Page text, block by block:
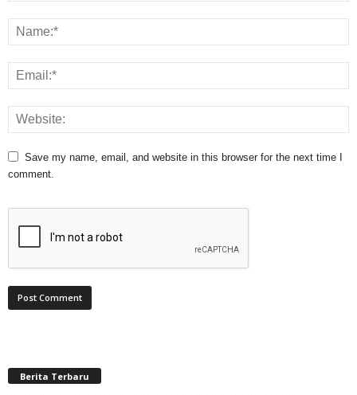
Save my name, email, and website in this browser for the next time I
comment.
Berita Terbaru